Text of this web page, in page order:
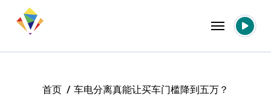
首页 车电分离真能让买车门槛降到五万？